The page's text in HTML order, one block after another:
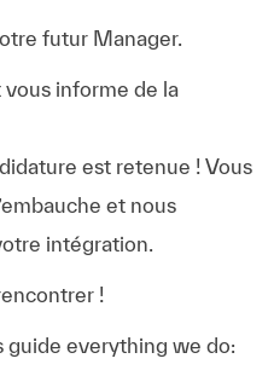
futur Manager.
informe de la
est retenue ! Vous
et nous
intégration.
!
guide everything we do: